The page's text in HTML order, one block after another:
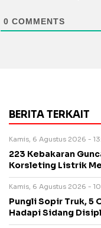
0 COMMENTS
BERITA TERKAIT
Kamis, 6 Agustus 2026 -
223 Kebakaran
Korsleting Listrik
Kamis, 6 Agustus 2026 -
Pungli Sopir Truk, 5
Hadapi Sidang